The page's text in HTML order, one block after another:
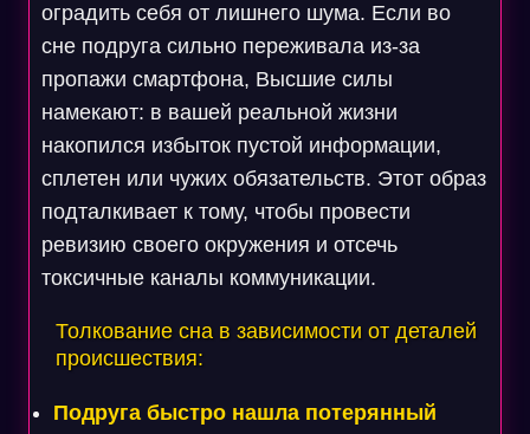
оградить себя от лишнего шума. Если во
сне подруга сильно переживала из-за
пропажи смартфона, Высшие силы
намекают: в вашей реальной жизни
накопился избыток пустой информации,
сплетен или чужих обязательств. Этот образ
подталкивает к тому, чтобы провести
ревизию своего окружения и отсечь
токсичные каналы коммуникации.
Толкование сна в зависимости от деталей
происшествия:
Подруга быстро нашла потерянный